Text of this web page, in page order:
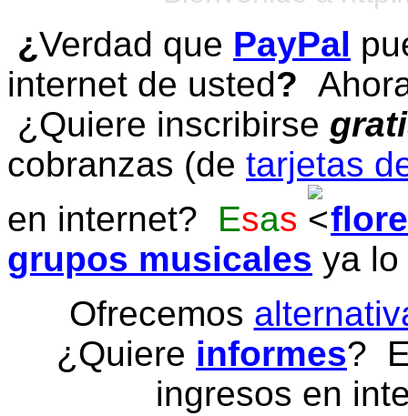
¿Verdad que PayPal
internet de usted?
¿Quiere inscribirse
cobranzas (de tarjetas
en internet? Esas
grupos musicales ya
Ofrecemos
¿Quiere informes?
ingresos en